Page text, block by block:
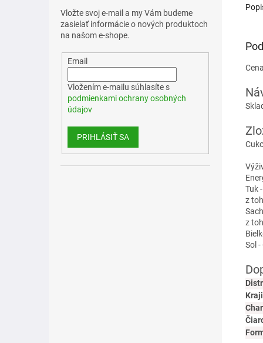
Vložte svoj e-mail a my Vám budeme
zasielať informácie o nových produktoch
na našom e-shope.
Email
Vložením e-mailu súhlasíte s
podmienkami ochrany osobných
údajov
PRIHLÁSIŤ SA
Tuk
z
z
Sol -